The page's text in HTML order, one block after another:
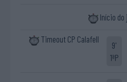
Início do
Timeout CP Calafell
9'
1ªP